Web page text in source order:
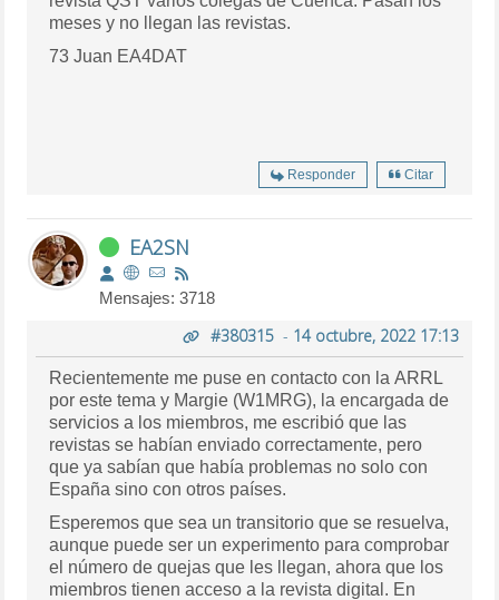
meses y no llegan las revistas.
73 Juan EA4DAT
Responder Citar
EA2SN
Mensajes: 3718
#380315- 14 octubre, 2022 17:13
Recientemente me puse en contacto con la ARRL
por este tema y Margie (W1MRG), la encargada de
servicios a los miembros, me escribió que las
revistas se habían enviado correctamente, pero
que ya sabían que había problemas no solo con
España sino con otros países.
Esperemos que sea un transitorio que se resuelva,
aunque puede ser un experimento para comprobar
el número de quejas que les llegan, ahora que los
miembros tienen acceso a la revista digital. En